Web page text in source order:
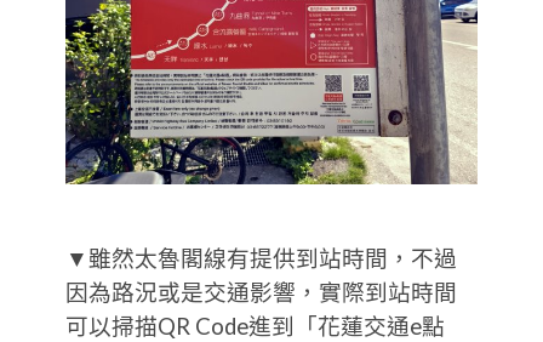
▼雖然太魯閣線有提供到站時間，不過
因為路況或是交通影響，實際到站時間
可以掃描QR Code進到「花蓮交通e點